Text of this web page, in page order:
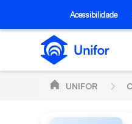
Pular para o Conteúdo
Acessibilidade
UNIFOR